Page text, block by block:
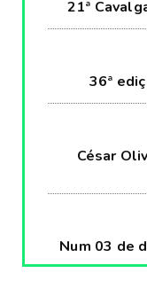
21ª
36ª
César
Num 03 de